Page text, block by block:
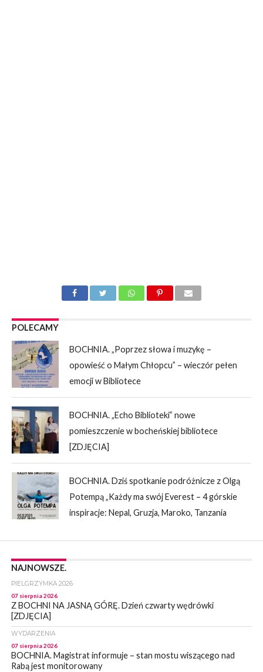
POLECAMY
BOCHNIA. „Poprzez słowa i muzykę –
opowieść o Małym Chłopcu” – wieczór pełen
emocji w Bibliotece
BOCHNIA. „Echo Biblioteki” nowe
pomieszczenie w bocheńskiej bibliotece
[ZDJĘCIA]
BOCHNIA. Dziś spotkanie podróżnicze z Olgą
Potempą „Każdy ma swój Everest – 4 górskie
inspiracje: Nepal, Gruzja, Maroko, Tanzania
NAJNOWSZE.
PIELGRZYMKA 2026
07 sierpnia 2026
Z BOCHNI NA JASNĄ GÓRĘ. Dzień czwarty wędrówki
[ZDJĘCIA]
WYDARZENIA
07 sierpnia 2026
BOCHNIA. Magistrat informuje – stan mostu wiszącego nad
Rabą jest monitorowany